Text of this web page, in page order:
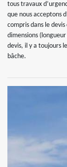
tous travaux
que nous acceptons
compris dans le
dimensions
devis, il y a toujours
bâche.